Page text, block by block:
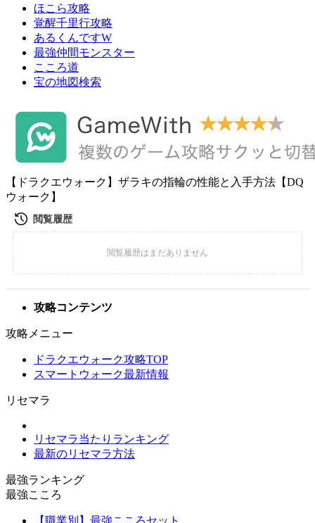
ほこら攻略
覚醒千里行攻略
あるくんですW
最強仲間モンスター
こころ道
宝の地図検索
【ドラクエウォーク】ザラキの指輪の性能と入手方法【DQ
ウォーク】
攻略コンテンツ
攻略メニュー
ドラクエウォーク攻略TOP
スマートウォーク最新情報
リセマラ
リセマラ当たりランキング
最新のリセマラ方法
最強ランキング
最強こころ
【職業別】最強こころセット